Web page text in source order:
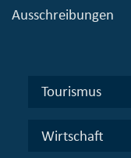
Ausschreibungen
Tourismus
Wirtschaft